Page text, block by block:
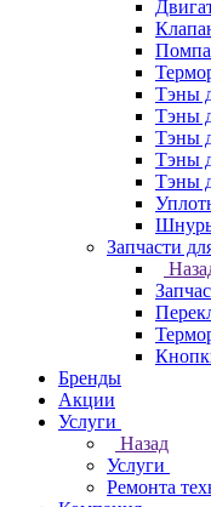
Помпа
Тэны
Тэны
Тэны
Тэны
Тэны
Запчасти
Бренды
Акции
Услуги
Назад
Услуги
Ремонта